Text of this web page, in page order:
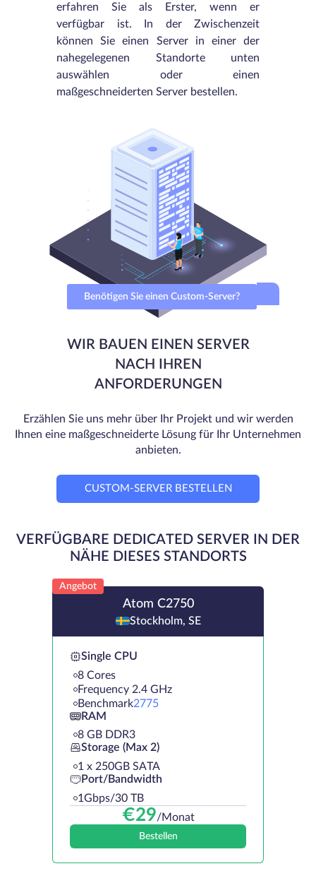
erfahren Sie als Erster, wenn er
verfügbar ist. In der Zwischenzeit
können Sie einen Server in einer der
nahegelegenen Standorte unten
auswählen oder einen
maßgeschneiderten Server bestellen.
Benötigen Sie einen Custom-Server?
WIR BAUEN EINEN SERVER
NACH IHREN
ANFORDERUNGEN
Erzählen Sie uns mehr über Ihr Projekt und wir werden
Ihnen eine maßgeschneiderte Lösung für Ihr Unternehmen
anbieten.
CUSTOM-SERVER BESTELLEN
VERFÜGBARE DEDICATED SERVER IN DER
NÄHE DIESES STANDORTS
Angebot
Atom C2750
Stockholm, SE
Single CPU
8 Cores
Frequency 2.4 GHz
Benchmark2775
RAM
8 GB DDR3
Storage (Max 2)
1 х 250GB SATA
Port/Bandwidth
1Gbps/30 TB
€29/Monat
Bestellen